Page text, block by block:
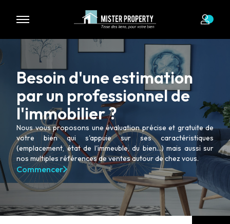
pour le moment , plusieurs options s'offrent à vous :
Transmettez-nous votre demande
Besoin d'une estimation
par un professionnel de
l'immobilier ?
Nous vous proposons une évaluation précise et gratuite de
votre bien qui s'appuie sur ses caractéristiques
(emplacement, état de l'immeuble, du bien...) mais aussi sur
nos multiples références de ventes autour de chez vous.
Commencer